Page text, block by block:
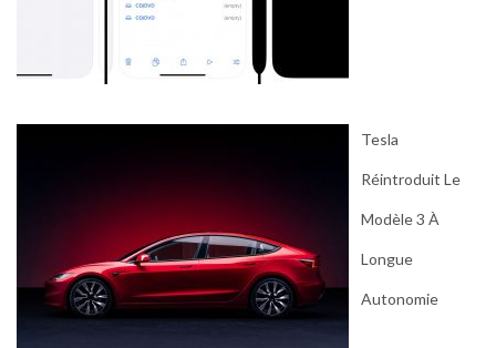
Tesla
Réintroduit Le
Modèle 3 À
Longue
Autonomie